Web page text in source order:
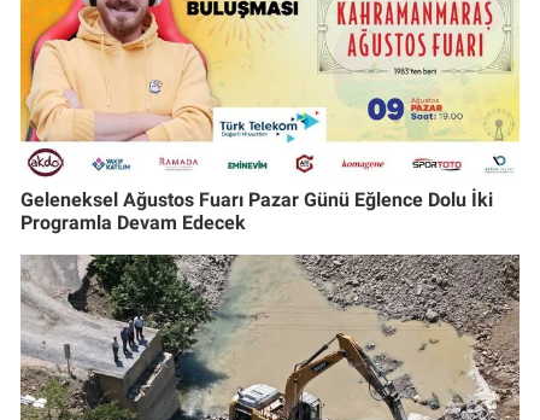
Geleneksel Ağustos Fuarı Pazar Günü Eğlence Dolu İki
Programla Devam Edecek